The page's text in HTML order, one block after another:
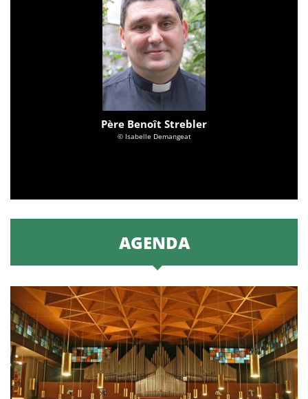
Père Benoît Strebler
© Isabelle Demangeat
AGENDA